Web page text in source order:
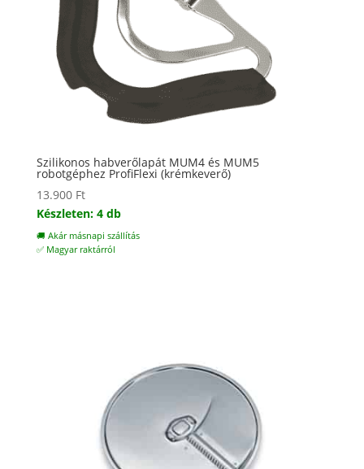
Szilikonos habverőlapát MUM4 és MUM5
robotgéphez ProfiFlexi (krémkeverő)
13.900 Ft
Készleten: 4 db
🚚 Akár másnapi szállítás
✅ Magyar raktárról